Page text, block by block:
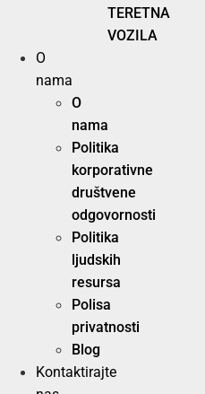
TERETNA
VOZILA
O
nama
O
nama
Politika
korporativne
društvene
odgovornosti
Politika
ljudskih
resursa
Polisa
privatnosti
Blog
Kontaktirajte